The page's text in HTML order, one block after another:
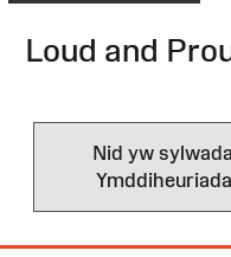
Loud and
Nid yw